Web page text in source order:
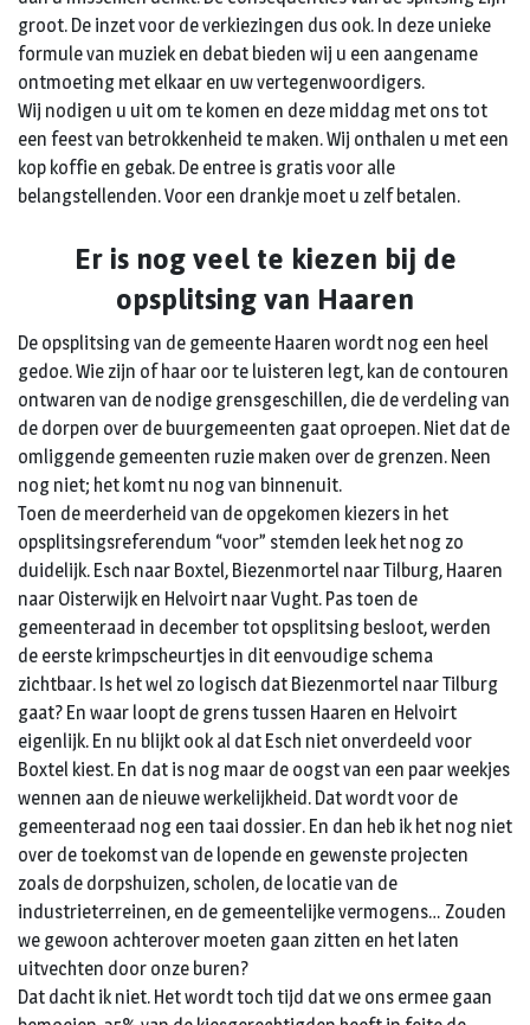
groot. De inzet voor de verkiezingen dus ook. In deze unieke
formule van muziek en debat bieden wij u een aangename
ontmoeting met elkaar en uw vertegenwoordigers.
Wij nodigen u uit om te komen en deze middag met ons tot
een feest van betrokkenheid te maken. Wij onthalen u met een
kop koffie en gebak. De entree is gratis voor alle
belangstellenden. Voor een drankje moet u zelf betalen.
Er is nog veel te kiezen bij de
opsplitsing van Haaren
De opsplitsing van de gemeente Haaren wordt nog een heel
gedoe. Wie zijn of haar oor te luisteren legt, kan de contouren
ontwaren van de nodige grensgeschillen, die de verdeling van
de dorpen over de buurgemeenten gaat oproepen. Niet dat de
omliggende gemeenten ruzie maken over de grenzen. Neen
nog niet; het komt nu nog van binnenuit.
Toen de meerderheid van de opgekomen kiezers in het
opsplitsingsreferendum “voor” stemden leek het nog zo
duidelijk. Esch naar Boxtel, Biezenmortel naar Tilburg, Haaren
naar Oisterwijk en Helvoirt naar Vught. Pas toen de
gemeenteraad in december tot opsplitsing besloot, werden
de eerste krimpscheurtjes in dit eenvoudige schema
zichtbaar. Is het wel zo logisch dat Biezenmortel naar Tilburg
gaat? En waar loopt de grens tussen Haaren en Helvoirt
eigenlijk. En nu blijkt ook al dat Esch niet onverdeeld voor
Boxtel kiest. En dat is nog maar de oogst van een paar weekjes
wennen aan de nieuwe werkelijkheid. Dat wordt voor de
gemeenteraad nog een taai dossier. En dan heb ik het nog niet
over de toekomst van de lopende en gewenste projecten
zoals de dorpshuizen, scholen, de locatie van de
industrieterreinen, en de gemeentelijke vermogens… Zouden
we gewoon achterover moeten gaan zitten en het laten
uitvechten door onze buren?
Dat dacht ik niet. Het wordt toch tijd dat we ons ermee gaan